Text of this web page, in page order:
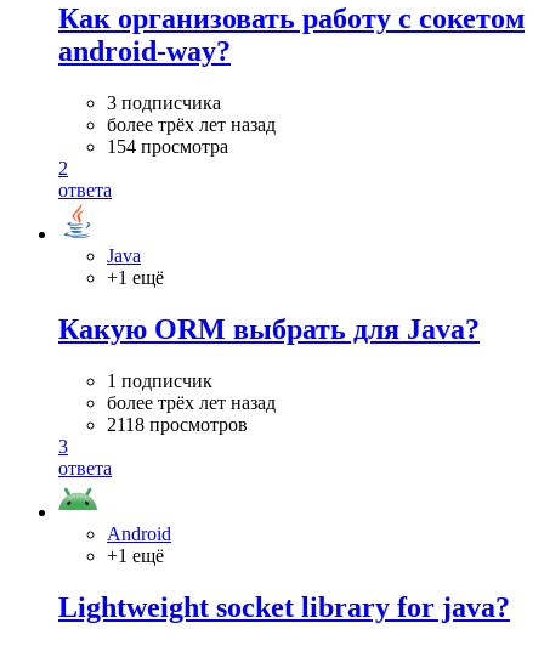
Как организовать работу с сокетом
android-way?
3 подписчика
более трёх лет назад
154 просмотра
2
ответа
Java
+1 ещё
Какую ORM выбрать для Java?
1 подписчик
более трёх лет назад
2118 просмотров
3
ответа
Android
+1 ещё
Lightweight socket library for java?